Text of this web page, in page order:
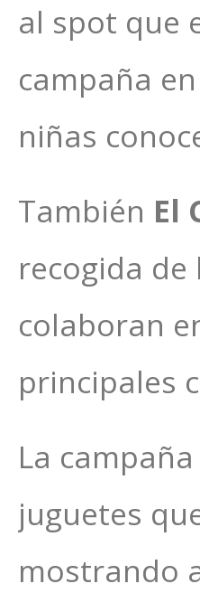
al spot que
campaña
niñas
También El
recogida
colaboran
principales
La
juguetes
mostrando